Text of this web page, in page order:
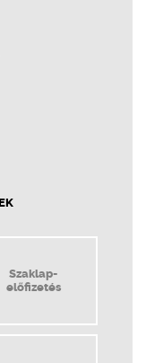
Szaklap-
előfizetés